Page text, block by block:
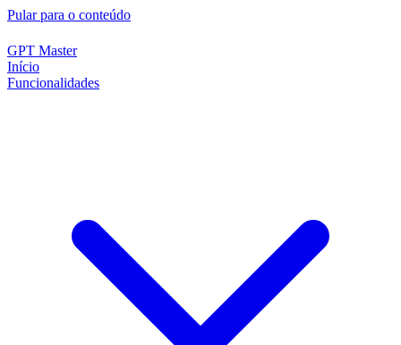
Pular para o conteúdo
GPT Master
Início
Funcionalidades